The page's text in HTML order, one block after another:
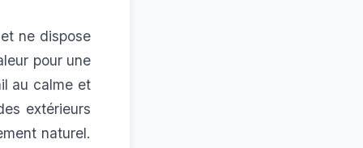
ne dispose
pour une
au calme et
extérieurs
naturel.